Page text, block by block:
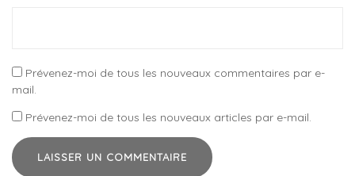
Prévenez-moi de tous les nouveaux commentaires par e-
mail.
Prévenez-moi de tous les nouveaux articles par e-mail.